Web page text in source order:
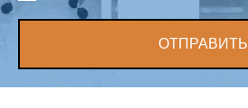
ОТПРАВИТЬ